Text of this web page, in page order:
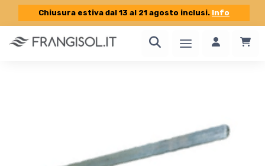
Chiusura estiva dal 13 al 21 agosto inclusi. Info